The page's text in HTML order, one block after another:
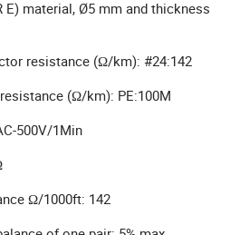
E) material, Ø5 mm and thickness
resistance (Ω/km): #24:142
(Ω/km): PE:100M
500V/1Min
Ω/1000ft: 142